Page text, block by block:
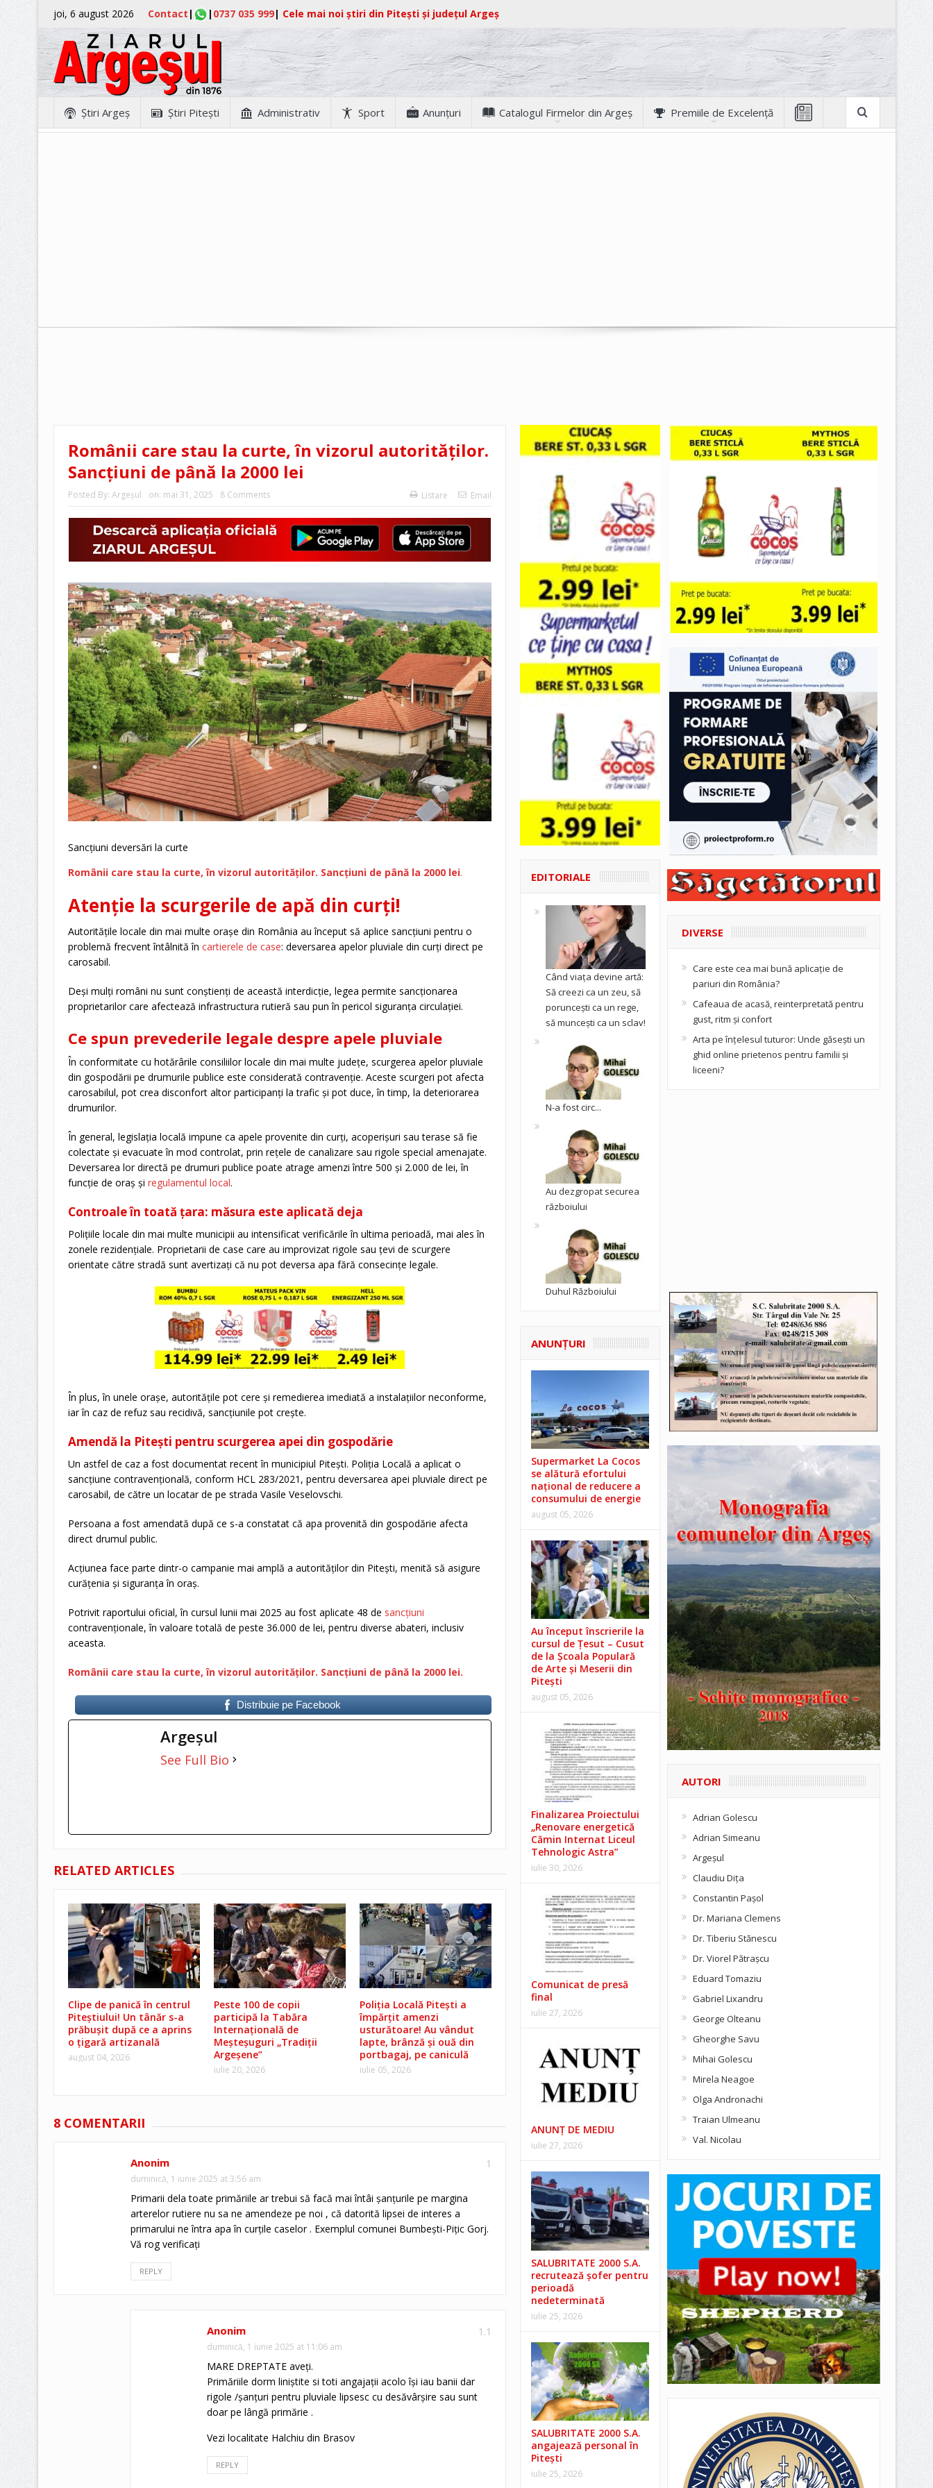
joi, 6 august 2026 Contact | | 0737 035 999| Cele mai noi știri din Pitești și județul Argeș
Ştiri Argeş Ştiri Piteşti Administrativ Sport Anunţuri Catalogul Firmelor din Argeș Premiile de Excelență
Românii care stau la curte, în vizorul autorităților.
Sancțiuni de până la 2000 lei
Posted By: Argeşul on: mai 31, 2025 8 Comments Listare Email
Sancțiuni deversări la curte
Românii care stau la curte, în vizorul autorităților. Sancțiuni de până la 2000 lei.
Atenție la scurgerile de apă din curți!
Autoritățile locale din mai multe orașe din România au început să aplice sancțiuni pentru o
problemă frecvent întâlnită în cartierele de case: deversarea apelor pluviale din curți direct pe
carosabil.
Deși mulți români nu sunt conștienți de această interdicție, legea permite sancționarea
proprietarilor care afectează infrastructura rutieră sau pun în pericol siguranța circulației.
Ce spun prevederile legale despre apele pluviale
În conformitate cu hotărârile consiliilor locale din mai multe județe, scurgerea apelor pluviale
din gospodării pe drumurile publice este considerată contravenție. Aceste scurgeri pot afecta
carosabilul, pot crea disconfort altor participanți la trafic și pot duce, în timp, la deteriorarea
drumurilor.
În general, legislația locală impune ca apele provenite din curți, acoperișuri sau terase să fie
colectate și evacuate în mod controlat, prin rețele de canalizare sau rigole special amenajate.
Deversarea lor directă pe drumuri publice poate atrage amenzi între 500 și 2.000 de lei, în
funcție de oraș și regulamentul local.
Controale în toată țara: măsura este aplicată deja
Polițiile locale din mai multe municipii au intensificat verificările în ultima perioadă, mai ales în
zonele rezidențiale. Proprietarii de case care au improvizat rigole sau țevi de scurgere
orientate către stradă sunt avertizați că nu pot deversa apa fără consecințe legale.
În plus, în unele orașe, autoritățile pot cere și remedierea imediată a instalațiilor neconforme,
iar în caz de refuz sau recidivă, sancțiunile pot crește.
Amendă la Pitești pentru scurgerea apei din gospodărie
Un astfel de caz a fost documentat recent în municipiul Pitești. Poliția Locală a aplicat o
sancțiune contravențională, conform HCL 283/2021, pentru deversarea apei pluviale direct pe
carosabil, de către un locatar de pe strada Vasile Veselovschi.
Persoana a fost amendată după ce s-a constatat că apa provenită din gospodărie afecta
direct drumul public.
Acțiunea face parte dintr-o campanie mai amplă a autorităților din Pitești, menită să asigure
curățenia și siguranța în oraș.
Potrivit raportului oficial, în cursul lunii mai 2025 au fost aplicate 48 de sancțiuni
contravenționale, în valoare totală de peste 36.000 de lei, pentru diverse abateri, inclusiv
aceasta.
Românii care stau la curte, în vizorul autorităților. Sancțiuni de până la 2000 lei.
Distribuie pe Facebook
Argeşul
See Full Bio
RELATED ARTICLES
Clipe de panică în centrul
Piteștiului! Un tânăr s-a
prăbușit după ce a aprins
o țigară artizanală
august 04, 2026
Peste 100 de copii
participă la Tabăra
Internațională de
Meșteșuguri „Tradiții
Argeșene”
iulie 20, 2026
Poliția Locală Pitești a
împărțit amenzi
usturătoare! Au vândut
lapte, brânză și ouă din
portbagaj, pe caniculă
iulie 05, 2026
8 COMENTARII
1
Anonim
duminică, 1 iunie 2025 at 3:56 am
Primarii dela toate primăriile ar trebui să facă mai întâi șanțurile pe margina
arterelor rutiere nu sa ne amendeze pe noi , că datorită lipsei de interes a
primarului ne întra apa în curțile caselor . Exemplul comunei Bumbești-Pițic Gorj.
Vă rog verificați
REPLY
1.1
Anonim
duminică, 1 iunie 2025 at 11:06 am
MARE DREPTATE aveți.
Primăriile dorm liniștite si toti angajații acolo își iau banii dar
rigole /șanțuri pentru pluviale lipsesc cu desăvârșire sau sunt
doar pe lângă primărie .
Vezi localitate Halchiu din Brasov
REPLY
EDITORIALE
Când viața devine artă:
Să creezi ca un zeu, să
poruncești ca un rege,
să muncești ca un sclav!
N-a fost circ...
Au dezgropat securea
războiului
Duhul Războiului
ANUNŢURI
Supermarket La Cocos
se alătură efortului
național de reducere a
consumului de energie
august 05, 2026
Au început înscrierile la
cursul de Țesut – Cusut
de la Școala Populară
de Arte și Meserii din
Pitești
august 05, 2026
Finalizarea Proiectului
„Renovare energetică
Cămin Internat Liceul
Tehnologic Astra”
iulie 30, 2026
Comunicat de presă
final
iulie 27, 2026
ANUNŢ DE MEDIU
iulie 27, 2026
SALUBRITATE 2000 S.A.
recrutează șofer pentru
perioadă
nedeterminată
iulie 25, 2026
SALUBRITATE 2000 S.A.
angajează personal în
Pitești
iulie 25, 2026
DIVERSE
Care este cea mai bună aplicație de
pariuri din România?
Cafeaua de acasă, reinterpretată pentru
gust, ritm și confort
Arta pe înțelesul tuturor: Unde găsești un
ghid online prietenos pentru familii și
liceeni?
AUTORI
Adrian Golescu
Adrian Simeanu
Argeşul
Claudiu Diţa
Constantin Pașol
Dr. Mariana Clemens
Dr. Tiberiu Stănescu
Dr. Viorel Pătraşcu
Eduard Tomaziu
Gabriel Lixandru
George Olteanu
Gheorghe Savu
Mihai Golescu
Mirela Neagoe
Olga Andronachi
Traian Ulmeanu
Val. Nicolau